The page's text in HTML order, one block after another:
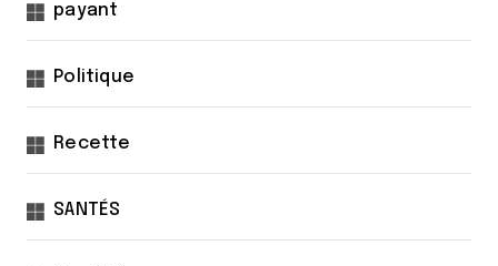
payant
Politique
Recette
SANTÉS